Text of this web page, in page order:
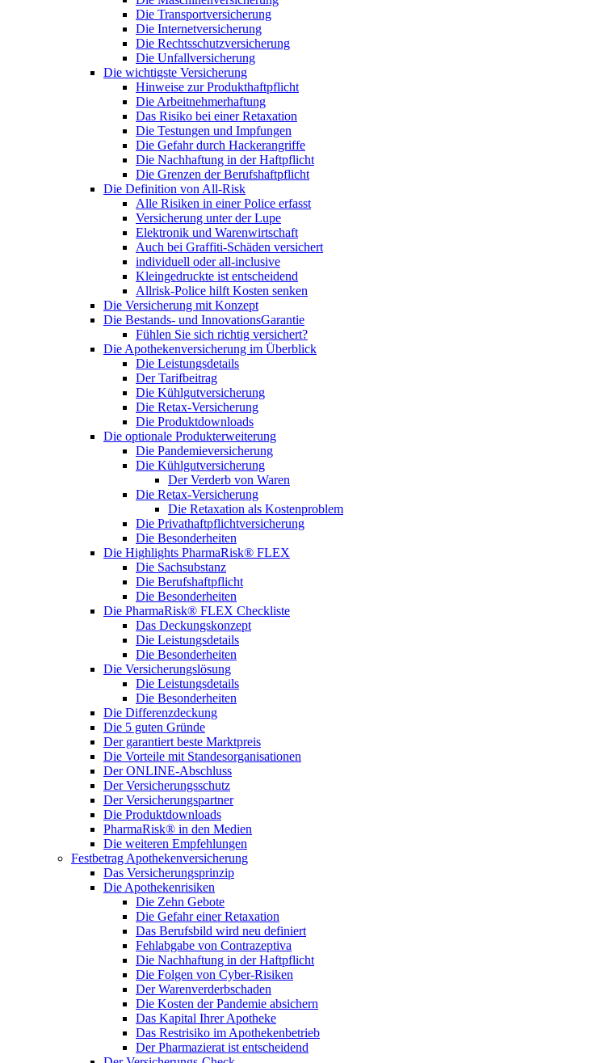
Die Transportversicherung
Die Internetversicherung
Die Rechtsschutzversicherung
Die Unfallversicherung
Die wichtigste Versicherung
Hinweise zur Produkthaftpflicht
Die Arbeitnehmerhaftung
Das Risiko bei einer Retaxation
Die Testungen und Impfungen
Die Gefahr durch Hackerangriffe
Die Nachhaftung in der Haftpflicht
Die Grenzen der Berufshaftpflicht
Die Definition von All-Risk
Alle Risiken in einer Police erfasst
Versicherung unter der Lupe
Elektronik und Warenwirtschaft
Auch bei Graffiti-Schäden versichert
individuell oder all-inclusive
Kleingedruckte ist entscheidend
Allrisk-Police hilft Kosten senken
Die Versicherung mit Konzept
Die Bestands- und InnovationsGarantie
Fühlen Sie sich richtig versichert?
Die Apothekenversicherung im Überblick
Die Leistungsdetails
Der Tarifbeitrag
Die Kühlgutversicherung
Die Retax-Versicherung
Die Produktdownloads
Die optionale Produkterweiterung
Die Pandemieversicherung
Die Kühlgutversicherung
Der Verderb von Waren
Die Retax-Versicherung
Die Retaxation als Kostenproblem
Die Privathaftpflichtversicherung
Die Besonderheiten
Die Highlights PharmaRisk® FLEX
Die Sachsubstanz
Die Berufshaftpflicht
Die Besonderheiten
Die PharmaRisk® FLEX Checkliste
Das Deckungskonzept
Die Leistungsdetails
Die Besonderheiten
Die Versicherungslösung
Die Leistungsdetails
Die Besonderheiten
Die Differenzdeckung
Die 5 guten Gründe
Der garantiert beste Marktpreis
Die Vorteile mit Standesorganisationen
Der ONLINE-Abschluss
Der Versicherungsschutz
Der Versicherungspartner
Die Produktdownloads
PharmaRisk® in den Medien
Die weiteren Empfehlungen
Festbetrag Apothekenversicherung
Das Versicherungsprinzip
Die Apothekenrisiken
Die Zehn Gebote
Die Gefahr einer Retaxation
Das Berufsbild wird neu definiert
Fehlabgabe von Contrazeptiva
Die Nachhaftung in der Haftpflicht
Die Folgen von Cyber-Risiken
Der Warenverderbschaden
Die Kosten der Pandemie absichern
Das Kapital Ihrer Apotheke
Das Restrisiko im Apothekenbetrieb
Der Pharmazierat ist entscheidend